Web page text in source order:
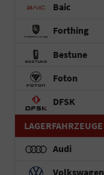
Baic
Forthing
Bestune
Foton
DFSK
LAGERFAHRZEUGE
Audi
Volkswagen